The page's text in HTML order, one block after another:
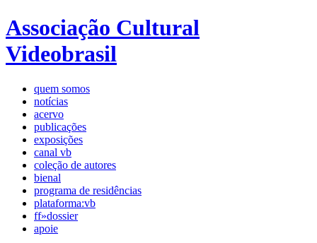
Associação Cultural
Videobrasil
quem somos
notícias
acervo
publicações
exposições
canal vb
coleção de autores
bienal
programa de residências
plataforma:vb
ff»dossier
apoie